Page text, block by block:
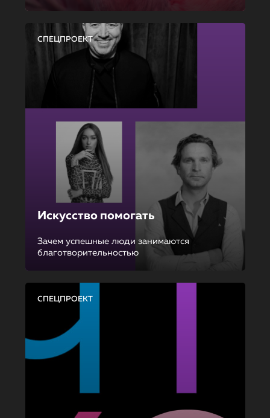
СПЕЦПРОЕКТ
Искусство помогать
Зачем успешные люди занимаются
благотворительностью
СПЕЦПРОЕКТ